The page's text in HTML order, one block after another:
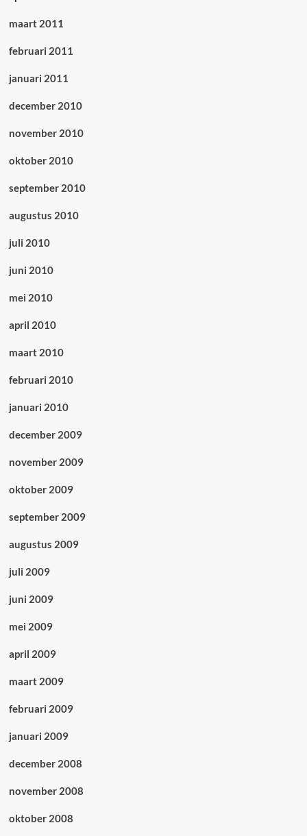
maart 2011
februari 2011
januari 2011
december 2010
november 2010
oktober 2010
september 2010
augustus 2010
juli 2010
juni 2010
mei 2010
april 2010
maart 2010
februari 2010
januari 2010
december 2009
november 2009
oktober 2009
september 2009
augustus 2009
juli 2009
juni 2009
mei 2009
april 2009
maart 2009
februari 2009
januari 2009
december 2008
november 2008
oktober 2008